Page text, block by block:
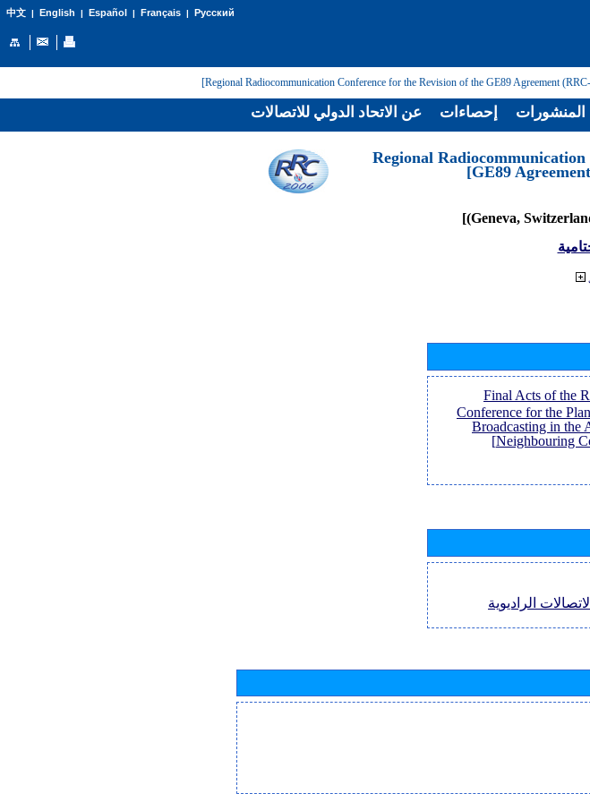
中文| English | Español | Français| Русский
[Regional
GE89
[Final Acts of the
Conference for the
Broadcasting in the
Neighbouring
الراديوية
عن الاتحاد الدولي للاتصالات إحصاءات المنشورات